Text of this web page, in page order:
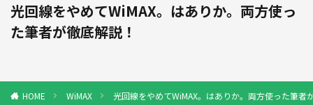
光回線をやめてWiMAX。はありか。両方使っ
た筆者が徹底解説！
HOME WiMAX 光回線をやめてWiMAX。はありか。両方使った筆者